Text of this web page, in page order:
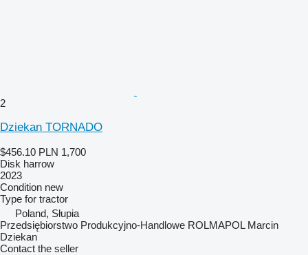
2
Dziekan TORNADO
$456.10 PLN 1,700
Disk harrow
2023
Condition new
Type for tractor
Poland, Słupia
Przedsiębiorstwo Produkcyjno-Handlowe ROLMAPOL Marcin
Dziekan
Contact the seller